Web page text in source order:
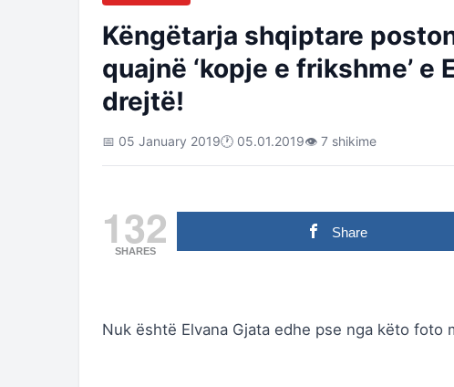
Këngëtarja shqiptare
quajnë ‘kopje e frikshme’ e
drejtë!
📅 05 January 2019🕐 05.01.2019👁 7 shikime
132
SHARES
Share
Nuk është Elvana Gjata edhe pse nga këto